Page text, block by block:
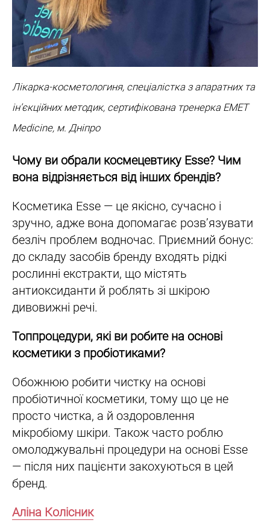
Лікарка-косметологиня, спеціалістка з апаратних та
ін’єкційних методик, сертифікована тренерка EMET
Medicine, м. Дніпро
Чому ви обрали космецевтику Esse? Чим
вона відрізняється від інших брендів?
Косметика Esse — це якісно, сучасно і
зручно, адже вона допомагає розв’язувати
безліч проблем водночас. Приємний бонус:
до складу засобів бренду входять рідкі
рослинні екстракти, що містять
антиоксиданти й роблять зі шкірою
дивовижні речі.
Топпроцедури, які ви робите на основі
косметики з пробіотиками?
Обожнюю робити чистку на основі
пробіотичної косметики, тому що це не
просто чистка, а й оздоровлення
мікробіому шкіри. Також часто роблю
омолоджувальні процедури на основі Esse
— після них пацієнти закохуються в цей
бренд.
Аліна Колісник